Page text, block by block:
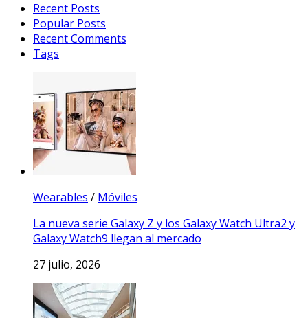
Recent Posts
Popular Posts
Recent Comments
Tags
Wearables / Móviles
La nueva serie Galaxy Z y los Galaxy Watch Ultra2 y
Galaxy Watch9 llegan al mercado
27 julio, 2026